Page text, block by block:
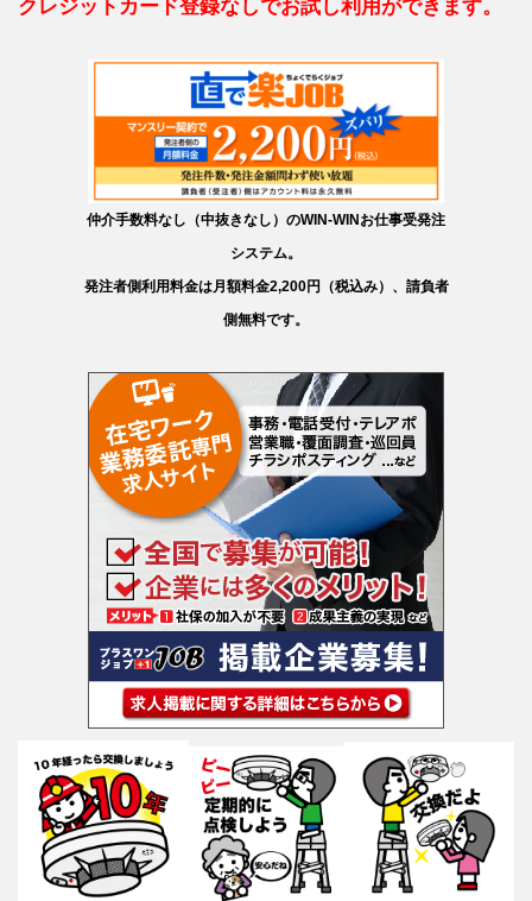
クレジットカード登録なしでお試し利用ができます。
仲介手数料なし（中抜きなし）のWIN-WINお仕事受発注
システム。
発注者側利用料金は月額料金2,200円（税込み）、請負者
側無料です。